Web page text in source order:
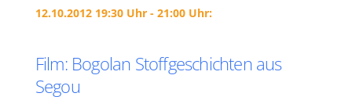
12.10.2012 19:30 Uhr - 21:00 Uhr:
Film: Bogolan Stoffgeschichten aus
Segou